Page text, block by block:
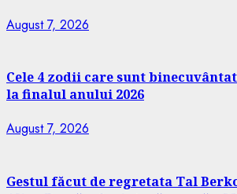
August 7, 2026
Cele 4 zodii care sunt
la finalul anului 2026
August 7, 2026
Gestul făcut de regretata Tal